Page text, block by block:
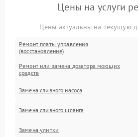
Цены на услуги
Цены актуальны на текущую
Ремонт платы управления
(восстановление)
Ремонт или замена дозатора моющих
средств
Замена сливного насоса
Замена сливного шланга
Замена улитки